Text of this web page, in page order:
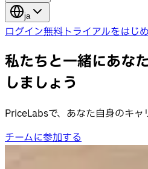
ja
ログイン無料トライアルをはじ
私たちと一緒にあな
しましょう
PriceLabsで、あなた自身のキ
チームに参加する